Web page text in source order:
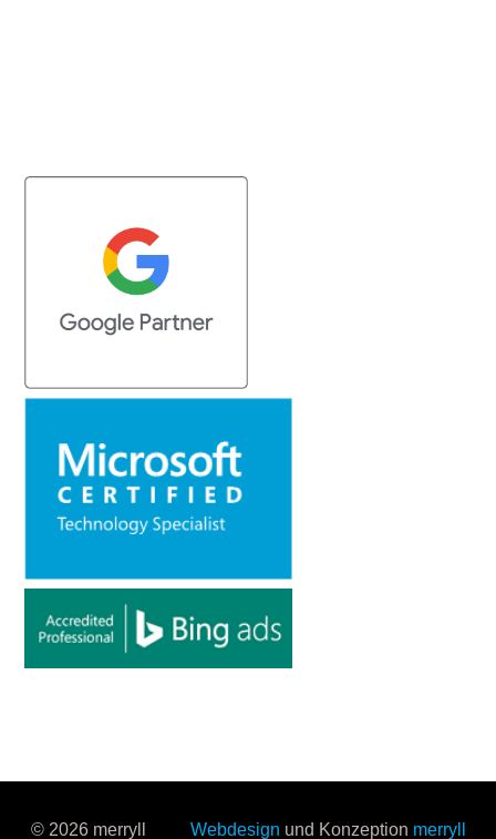
© 2026 merryll Webdesign und Konzeption merryll